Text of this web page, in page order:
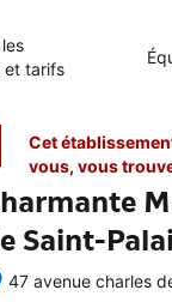
et tarifs
Cet
vous, vous
Saint-
47 avenue charles